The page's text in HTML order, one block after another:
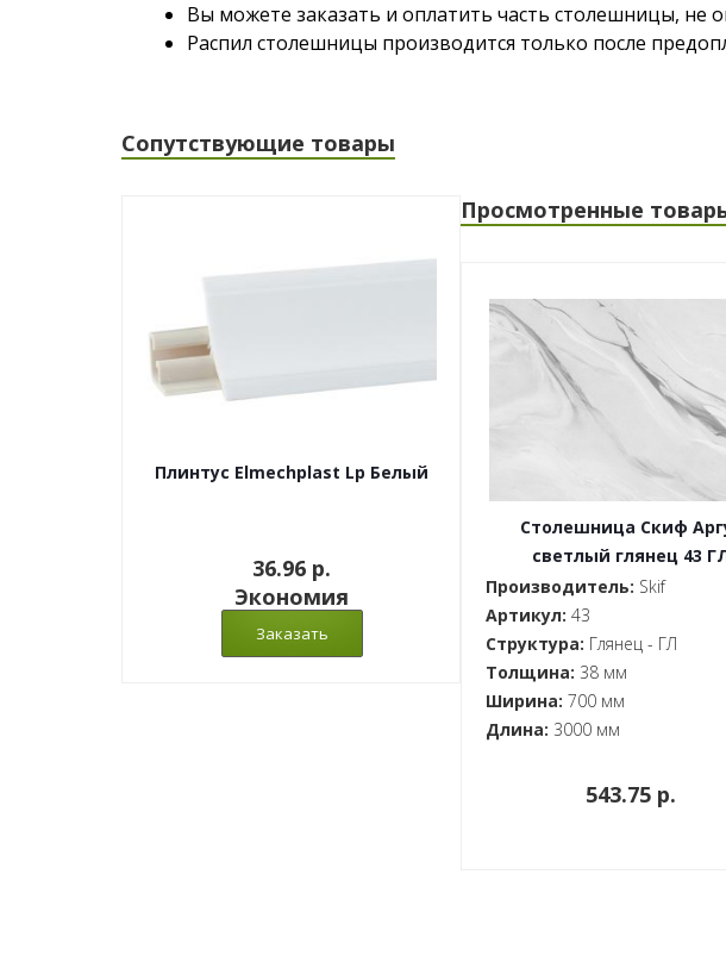
Вы можете заказать и оплатить часть столешницы, не
Распил столешницы производится только после
Сопутствующие товары
Плинтус Elmechplast Lp Белый
36.96 p.
Экономия
Просмотренные
Столешница Скиф
светлый глянец 43
38x700x3000
Производитель: Skif
Артикул: 43
Структура: Глянец - ГЛ
Толщина: 38 мм
Ширина: 700 мм
Длина: 3000 мм
543.75 p.